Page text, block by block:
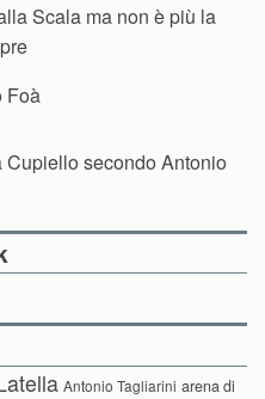
Scala ma non è più la
Foà
Cupiello secondo Antonio
Antonio Tagliarini arena di